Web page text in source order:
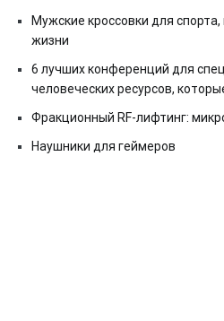
Мужские кроссовки для
жизни
6 лучших конференций для
человеческих ресурсов,
Фракционный RF-лифтинг:
Наушники для геймеров